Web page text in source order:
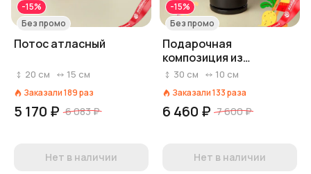
-15%
Без промо
Потос атласный
20 см 15 см
Заказали189раз
5 170 ₽ 6 083 ₽
Нет в наличии
-15%
Без промо
Подарочная
композиция из
папоротников в
30 см 10 см
Заказали133раза
6 460 ₽ 7 600 ₽
Нет в наличии